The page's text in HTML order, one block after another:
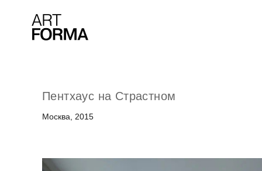
Пентхаус на Страстном
Москва, 2015